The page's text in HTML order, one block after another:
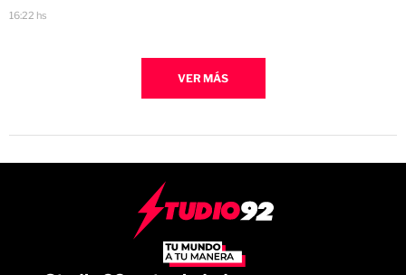
16:22 hs
VER MÁS